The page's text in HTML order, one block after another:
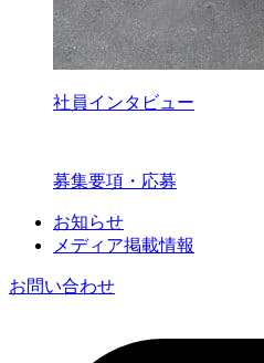
社員インタビュー
募集要項・応募
お知らせ
メディア掲載情報
お問い合わせ